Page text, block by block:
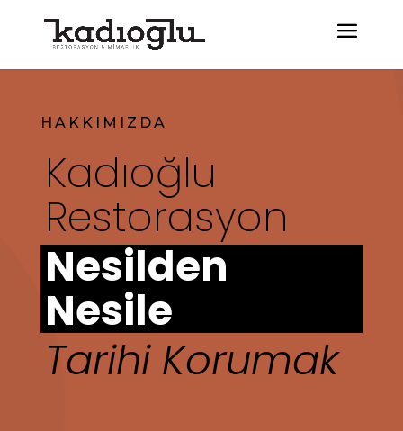
HAKKIMIZDA
Kadıoğlu
Restorasyon
Nesilden
Nesile
Tarihi Korumak